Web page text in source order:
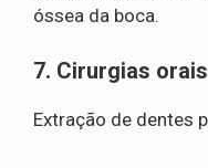
óssea da boca.
7. Cirurgias
Extração de dentes